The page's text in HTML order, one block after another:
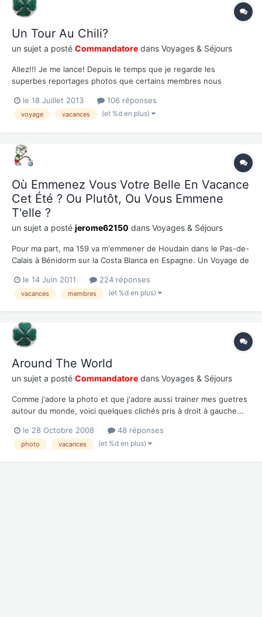
Un Tour Au Chili?
un sujet a posté Commandatore dans Voyages & Séjours
Allez!!! Je me lance! Depuis le temps que je regarde les
superbes reportages photos que certains membres nous
autant, aujourd'hui, je me lance dans un road-trip au Chili. Il a
fallu trier des centaines et des centaines de photos, et po...
le 18 Juillet 2013 106 réponses
voyage vacances (et %d en plus)
Où Emmenez Vous Votre Belle En Vacance
Cet Été ? Ou Plutôt, Ou Vous Emmene
T'elle ?
un sujet a posté jerome62150 dans Voyages & Séjours
Pour ma part, ma 159 va m'emmener de Houdain dans le Pas-de-
Calais à Bénidorm sur la Costa Blanca en Espagne. Un Voyage de
plus quelques petites visites de la région !!! Bref, pour elle ça ne
va pas être de tout repos !!!
le 14 Juin 2011 224 réponses
vacances membres (et %d en plus)
Around The World
un sujet a posté Commandatore dans Voyages & Séjours
Comme j'adore la photo et que j'adore aussi trainer mes guetres
autour du monde, voici quelques clichés pris à droit à gauche...
Sud de Madagascar : Retournons dans le Pacifique avec un
coucher de soleil (classique, c'est ça le pire!...
le 28 Octobre 2008 48 réponses
photo vacances (et %d en plus)